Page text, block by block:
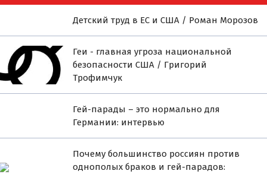
Детский труд в ЕС и США / Роман Морозов
Геи - главная угроза национальной
безопасности США / Григорий
Трофимчук
Гей-парады – это нормально для
Германии: интервью
Почему большинство россиян против
однополых браков и гей-парадов: